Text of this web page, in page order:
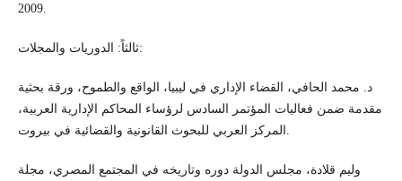
2009.
ثالثاً: الدوريات والمجلات:
د. محمد الحافي، القضاء الإداري في ليبيا، الواقع والطموح، ورقة بحثية
مقدمة ضمن فعاليات المؤتمر السادس لرؤساء المحاكم الإدارية العربية،
وليم قلادة، مجلس الدولة دوره وتاريخه في المجتمع المصري، مجلة